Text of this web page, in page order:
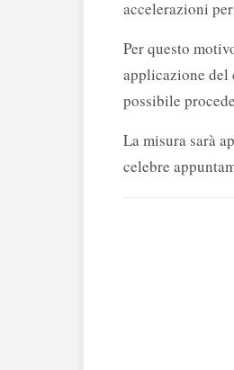
accelerazioni
Per questo
applicazione del
possibile
La misura sarà
celebre